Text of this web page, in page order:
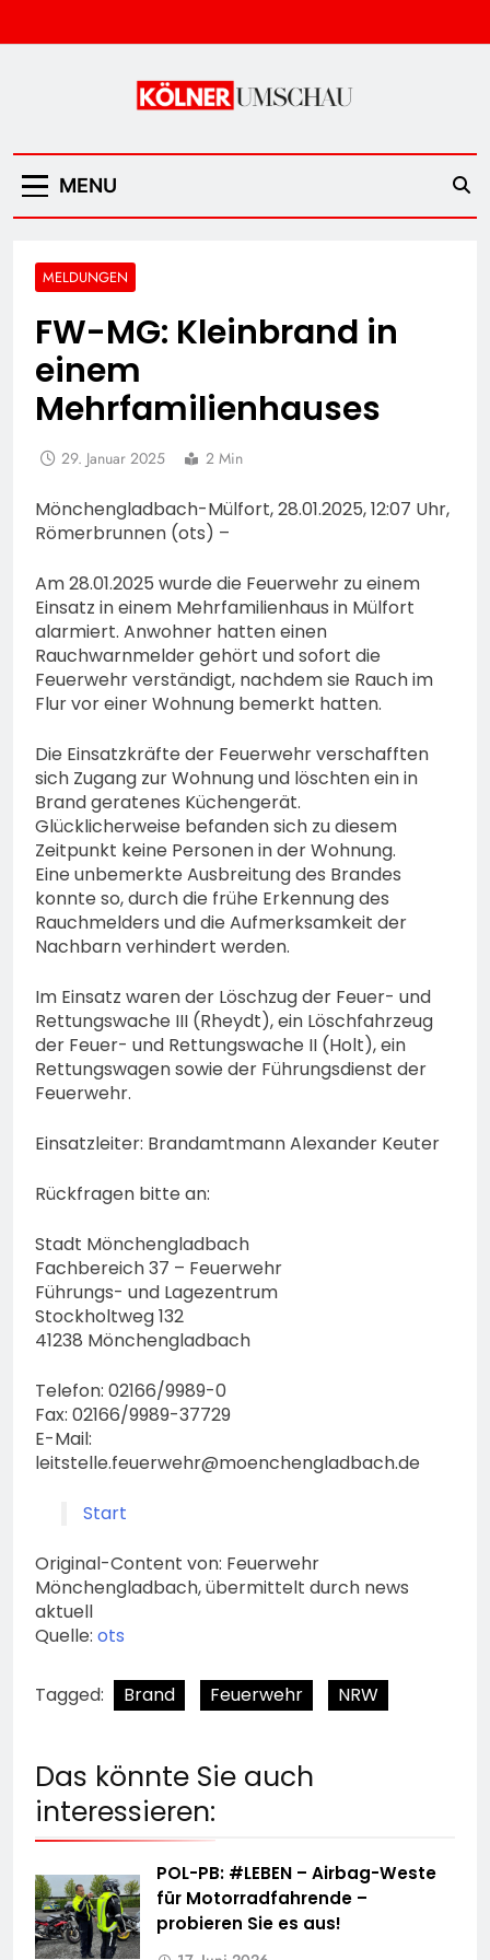
to
Kölner Umschau
MENU
MELDUNGEN
FW-MG: Kleinbrand in
einem
Mehrfamilienhauses
29. Januar 2025 2 Min
Mönchengladbach-Mülfort, 28.01.2025, 12:07 Uhr,
Römerbrunnen (ots) –
Am 28.01.2025 wurde die Feuerwehr zu einem
Einsatz in einem Mehrfamilienhaus in Mülfort
alarmiert. Anwohner hatten einen
Rauchwarnmelder gehört und sofort die
Feuerwehr verständigt, nachdem sie Rauch im
Flur vor einer Wohnung bemerkt hatten.
Die Einsatzkräfte der Feuerwehr verschafften
sich Zugang zur Wohnung und löschten ein in
Brand geratenes Küchengerät.
Glücklicherweise befanden sich zu diesem
Zeitpunkt keine Personen in der Wohnung.
Eine unbemerkte Ausbreitung des Brandes
konnte so, durch die frühe Erkennung des
Rauchmelders und die Aufmerksamkeit der
Nachbarn verhindert werden.
Im Einsatz waren der Löschzug der Feuer- und
Rettungswache III (Rheydt), ein Löschfahrzeug
der Feuer- und Rettungswache II (Holt), ein
Rettungswagen sowie der Führungsdienst der
Feuerwehr.
Einsatzleiter: Brandamtmann Alexander Keuter
Rückfragen bitte an:
Stadt Mönchengladbach
Fachbereich 37 – Feuerwehr
Führungs- und Lagezentrum
Stockholtweg 132
41238 Mönchengladbach
Telefon: 02166/9989-0
Fax: 02166/9989-37729
E-Mail:
leitstelle.feuerwehr@moenchengladbach.de
Start
Original-Content von: Feuerwehr
Mönchengladbach, übermittelt durch news
aktuell
Quelle: ots
Tagged: Brand Feuerwehr NRW
Das könnte Sie auch
interessieren:
POL-PB: #LEBEN – Airbag-Weste
für Motorradfahrende –
probieren Sie es aus!